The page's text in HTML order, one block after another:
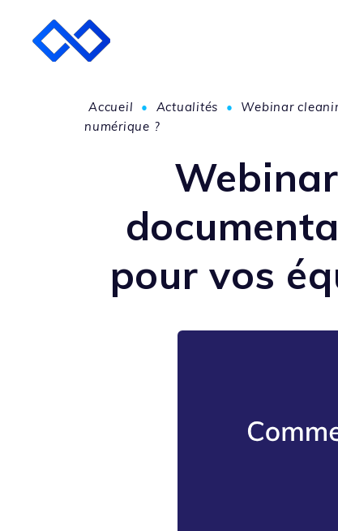
Accueil • Actualités •
Webinar
numérique ?
pour vos